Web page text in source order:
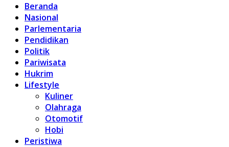
Beranda
Nasional
Parlementaria
Pendidikan
Politik
Pariwisata
Hukrim
Lifestyle
Kuliner
Olahraga
Otomotif
Hobi
Peristiwa